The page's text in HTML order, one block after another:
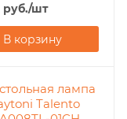
руб./шт
В корзину